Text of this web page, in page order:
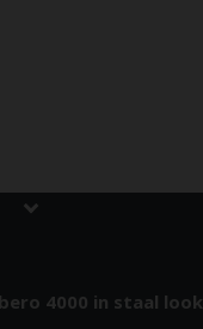
4000 in staal look